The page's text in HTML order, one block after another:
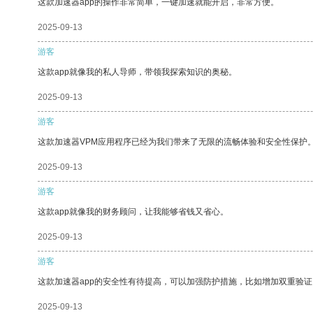
这款加速器app的操作非常简单，一键加速就能开启，非常方便。
2025-09-13
游客
这款app就像我的私人导师，带领我探索知识的奥秘。
2025-09-13
游客
这款加速器VPM应用程序已经为我们带来了无限的流畅体验和安全性保护
2025-09-13
游客
这款app就像我的财务顾问，让我能够省钱又省心。
2025-09-13
游客
这款加速器app的安全性有待提高，可以加强防护措施，比如增加双重验
2025-09-13